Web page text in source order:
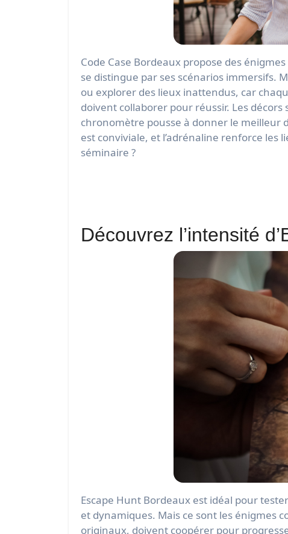
Code Case Bordeaux propose des énigmes captivantes pour renforcer vos équipes. Situé dans le centre de Bordeaux, cet escape game
se distingue par ses scénarios immersifs.
ou explorer des lieux inattendus, car
doivent collaborer pour réussir. Les
chronomètre pousse à donner le meilleur
est conviviale, et l’adrénaline renforce les
séminaire ?
Découvrez l’intensité
Escape Hunt Bordeaux est idéal pour
et dynamiques. Mais ce sont les énigmes
originaux, doivent coopérer pour